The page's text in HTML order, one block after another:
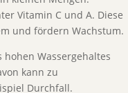
Vitamin C und A. Diese
und fördern Wachstum.
Wassergehaltes
kann zu
Durchfall.